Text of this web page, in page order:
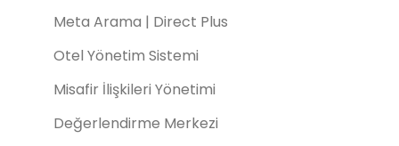
Meta Arama | Direct Plus
Otel Yönetim Sistemi
Misafir İlişkileri Yönetimi
Değerlendirme Merkezi